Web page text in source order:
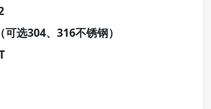
选304、316不锈钢）